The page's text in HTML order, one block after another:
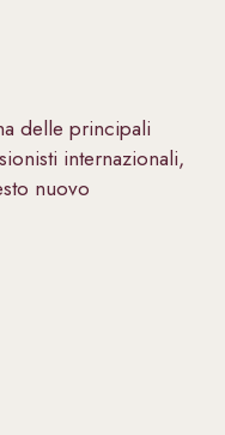
delle principali
internazionali,
nuovo